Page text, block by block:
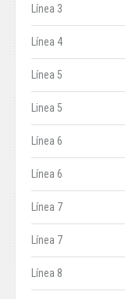
Línea 3
Línea 4
Línea 5
Linea 5
Línea 6
Línea 6
Línea 7
Línea 7
Línea 8